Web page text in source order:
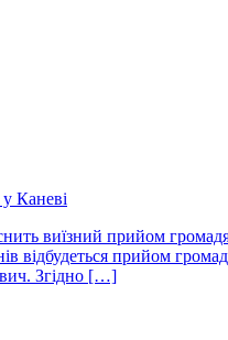
Каневі
виїзний прийом
відбудеться прийом
Згідно […]